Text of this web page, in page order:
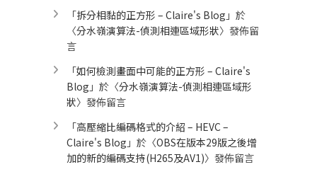
「拆分相黏的正方形 – Claire's Blog 」於
〈分水嶺演算法-偵測相連區域形狀〉發佈留
言
「如何檢測畫面中可能的正方形 – Claire's
Blog 」於〈分水嶺演算法-偵測相連區域形
狀〉發佈留言
「高壓縮比編碼格式的介紹 – HEVC –
Claire's Blog 」於〈OBS在版本29版之後增
加的新的編碼支持(H265及AV1)〉發佈留言